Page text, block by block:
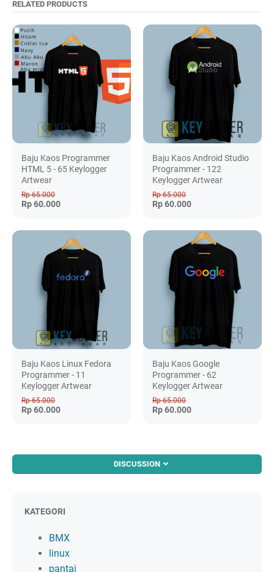
RELATED PRODUCTS
Baju Kaos Programmer
HTML 5 - 65 Keylogger
Artwear
Rp 65.000
Rp 60.000
Baju Kaos Android Studio
Programmer - 122
Keylogger Artwear
Rp 65.000
Rp 60.000
Baju Kaos Linux Fedora
Programmer - 11
Keylogger Artwear
Rp 65.000
Rp 60.000
Baju Kaos Google
Programmer - 62
Keylogger Artwear
Rp 65.000
Rp 60.000
DISCUSSION
KATEGORI
BMX
linux
pantai